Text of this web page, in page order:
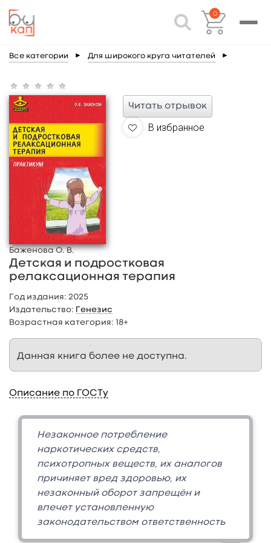
0
Все категории ► Для широкого круга читателей ►
Читать отрывок
В избранное
Баженова О. В.
Детская и подростковая
релаксационная терапия
Год издания: 2025
Издательство: Генезис
Возрастная категория: 18+
Данная книга более не доступна.
Описание по ГОСТу
Незаконное потребление
наркотических средств,
психотропных веществ, их аналогов
причиняет вред здоровью, их
незаконный оборот запрещён и
влечет установленную
законодательством ответственность